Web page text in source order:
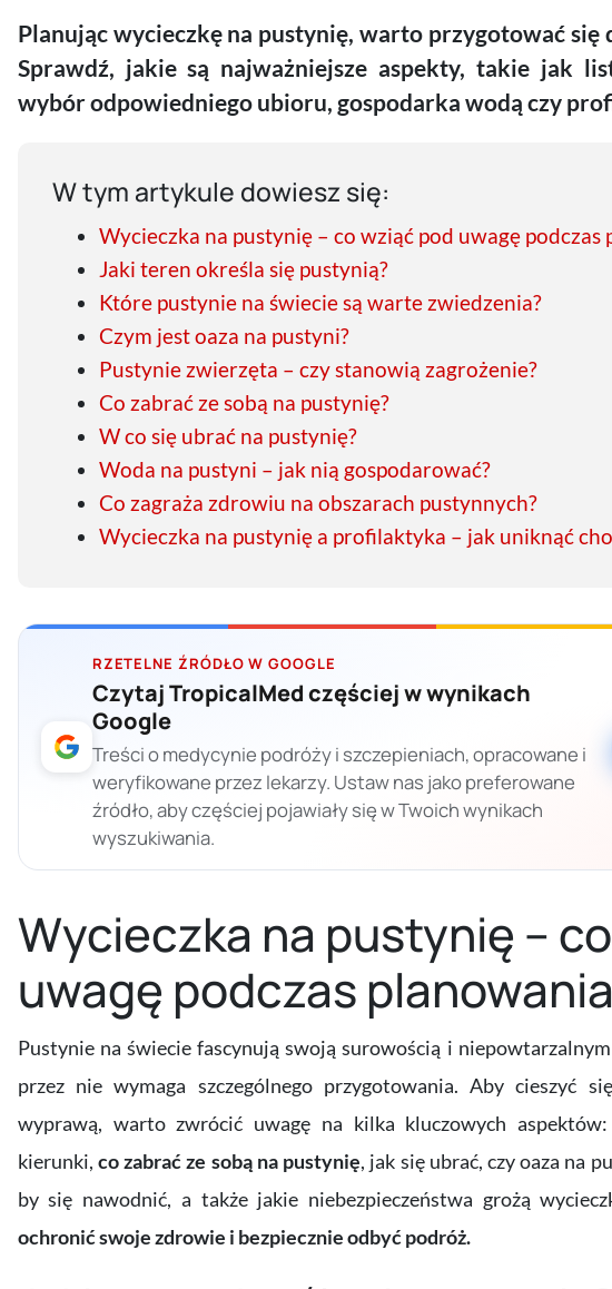
Planując wycieczkę na pustynię, warto przygotować
Sprawdź, jakie są najważniejsze aspekty, takie jak
wybór odpowiedniego ubioru, gospodarka wodą czy
W tym artykule dowiesz się:
Wycieczka na pustynię – co wziąć pod uwagę podczas
Jaki teren określa się pustynią?
Które pustynie na świecie są warte zwiedzenia?
Czym jest oaza na pustyni?
Pustynie zwierzęta – czy stanowią zagrożenie?
Co zabrać ze sobą na pustynię?
W co się ubrać na pustynię?
Woda na pustyni – jak nią gospodarować?
Co zagraża zdrowiu na obszarach pustynnych?
Wycieczka na pustynię a profilaktyka – jak uniknąć
RZETELNE ŹRÓDŁO W GOOGLE
Czytaj TropicalMed częściej w wynikach
Google
Treści o medycynie podróży i szczepieniach, opracowane i
weryfikowane przez lekarzy. Ustaw nas jako preferowane
źródło, aby częściej pojawiały się w Twoich wynikach
wyszukiwania.
Wycieczka na pustynię –
uwagę podczas
Pustynie na świecie fascynują swoją surowością i
przez nie wymaga szczególnego przygotowania. Aby cieszyć
wyprawą, warto zwrócić uwagę na kilka kluczowych
kierunki, co zabrać ze sobą na pustynię, jak się ubrać, czy oaza na
by się nawodnić, a także jakie niebezpieczeństwa grożą
ochronić swoje zdrowie i bezpiecznie odbyć podróż.